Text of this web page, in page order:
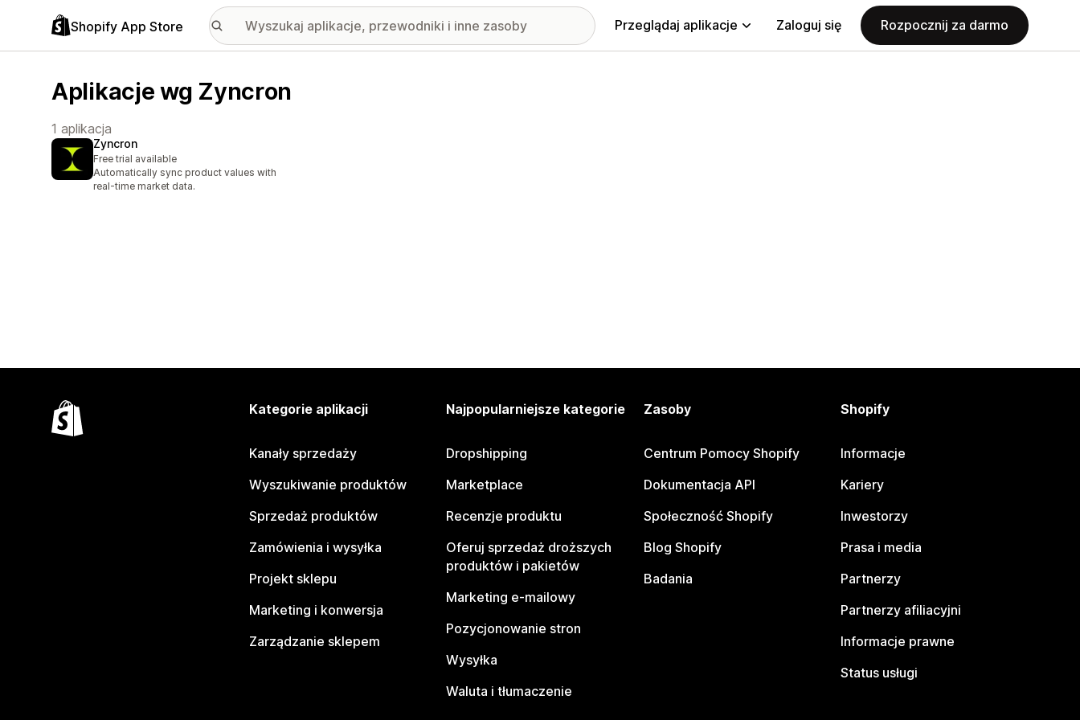
Shopify App Store Przeglądaj aplikacje Zaloguj się Rozpocznij za darmo
Aplikacje wg Zyncron
1 aplikacja
Zyncron
Free trial available
Automatically sync product values with
real-time market data.
Kategorie aplikacji
Kanały sprzedaży
Wyszukiwanie produktów
Sprzedaż produktów
Zamówienia i wysyłka
Projekt sklepu
Marketing i konwersja
Zarządzanie sklepem
Najpopularniejsze kategorie
Dropshipping
Marketplace
Recenzje produktu
Oferuj sprzedaż droższych
produktów i pakietów
Marketing e-mailowy
Pozycjonowanie stron
Wysyłka
Waluta i tłumaczenie
Zasoby
Centrum Pomocy Shopify
Dokumentacja API
Społeczność Shopify
Blog Shopify
Badania
Shopify
Informacje
Kariery
Inwestorzy
Prasa i media
Partnerzy
Partnerzy afiliacyjni
Informacje prawne
Status usługi